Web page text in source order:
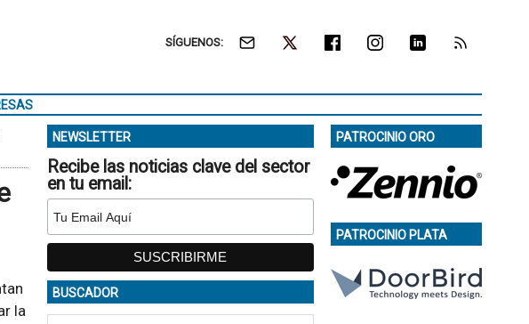
SÍGUENOS:
la
NEWSLETTER
Recibe las noticias clave del sector
en tu email:
BUSCADOR
PATROCINIO ORO
PATROCINIO PLATA